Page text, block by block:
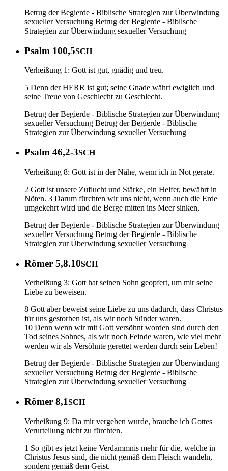
Betrug der Begierde - Biblische Strategien zur Überwindung
sexueller Versuchung Betrug der Begierde - Biblische
Strategien zur Überwindung sexueller Versuchung
Psalm 100,5SCH
Verheißung 1: Gott ist gut, gnädig und treu.
5 Denn der HERR ist gut; seine Gnade währt ewiglich und
seine Treue von Geschlecht zu Geschlecht.
Betrug der Begierde - Biblische Strategien zur Überwindung
sexueller Versuchung Betrug der Begierde - Biblische
Strategien zur Überwindung sexueller Versuchung
Psalm 46,2-3SCH
Verheißung 8: Gott ist in der Nähe, wenn ich in Not gerate.
2 Gott ist unsere Zuflucht und Stärke, ein Helfer, bewährt in
Nöten. 3 Darum fürchten wir uns nicht, wenn auch die Erde
umgekehrt wird und die Berge mitten ins Meer sinken,
Betrug der Begierde - Biblische Strategien zur Überwindung
sexueller Versuchung Betrug der Begierde - Biblische
Strategien zur Überwindung sexueller Versuchung
Römer 5,8.10SCH
Verheißung 3: Gott hat seinen Sohn geopfert, um mir seine
Liebe zu beweisen.
8 Gott aber beweist seine Liebe zu uns dadurch, dass Christus
für uns gestorben ist, als wir noch Sünder waren.
10 Denn wenn wir mit Gott versöhnt worden sind durch den
Tod seines Sohnes, als wir noch Feinde waren, wie viel mehr
werden wir als Versöhnte gerettet werden durch sein Leben!
Betrug der Begierde - Biblische Strategien zur Überwindung
sexueller Versuchung Betrug der Begierde - Biblische
Strategien zur Überwindung sexueller Versuchung
Römer 8,1SCH
Verheißung 9: Da mir vergeben wurde, brauche ich Gottes
Verurteilung nicht zu fürchten.
1 So gibt es jetzt keine Verdammnis mehr für die, welche in
Christus Jesus sind, die nicht gemäß dem Fleisch wandeln,
sondern gemäß dem Geist.